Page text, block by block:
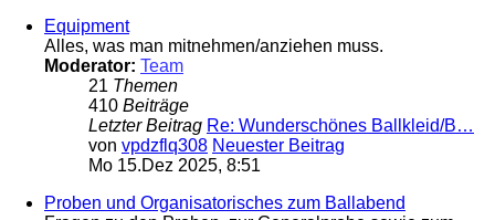
Equipment
Alles, was man mitnehmen/anziehen muss.
Moderator: Team
21 Themen
410 Beiträge
Letzter Beitrag Re: Wunderschönes Ballkleid/B…
von vpdzflq308 Neuester Beitrag
Mo 15.Dez 2025, 8:51
Proben und Organisatorisches zum Ballabend